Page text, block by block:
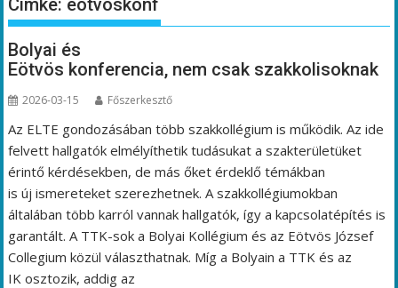
Címke: eötvöskonf
Bolyai és
Eötvös konferencia, nem csak szakkolisoknak
2026-03-15 Főszerkesztő
Az ELTE gondozásában több szakkollégium is működik. Az ide
felvett hallgatók elmélyíthetik tudásukat a szakterületüket
érintő kérdésekben, de más őket érdeklő témákban
is új ismereteket szerezhetnek. A szakkollégiumokban
általában több karról vannak hallgatók, így a kapcsolatépítés is
garantált. A TTK-sok a Bolyai Kollégium és az Eötvös József
Collegium közül választhatnak. Míg a Bolyain a TTK és az
IK osztozik, addig az